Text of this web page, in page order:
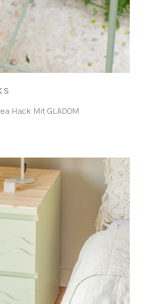
Hack Mit GLADOM